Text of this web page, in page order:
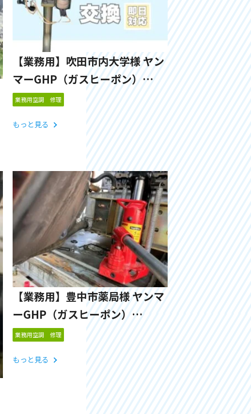
【業務用】吹田市内大学様 ヤン
マーGHP（ガスヒーポン）
室外機よりガス漏れ 修理対応事例
業務用空調 修理
もっと見る
【業務用】豊中市薬局様 ヤンマ
ーGHP（ガスヒーポン）
室外機防振ゴム交換作業
業務用空調 修理
もっと見る